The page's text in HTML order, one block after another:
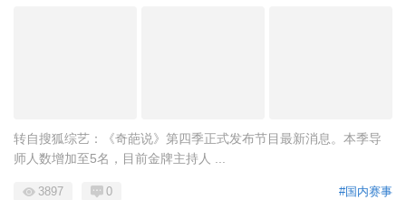
转自搜狐综艺：《奇葩说》第四季正式发布节目最新消息。本季导
师人数增加至5名，目前金牌主持人 ...
#国内赛事
3897 0